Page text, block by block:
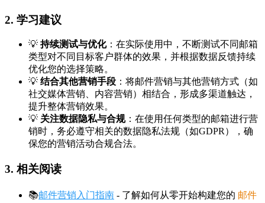
2. 学习建议
💡 持续测试与优化：在实际使用中，不断测试不同邮箱
类型对不同目标客户群体的效果，并根据数据反馈持续
优化您的选择策略。
💡 结合其他营销手段 ：将邮件营销与其他营销方式（如
社交媒体营销、内容营销）相结合，形成多渠道触达，
提升整体营销效果。
💡 关注数据隐私与合规：在使用任何类型的邮箱进行营
销时，务必遵守相关的数据隐私法规（如GDPR），确
保您的营销活动合规合法。
3. 相关阅读
📚邮件营销入门指南 - 了解如何从零开始构建您的 邮件